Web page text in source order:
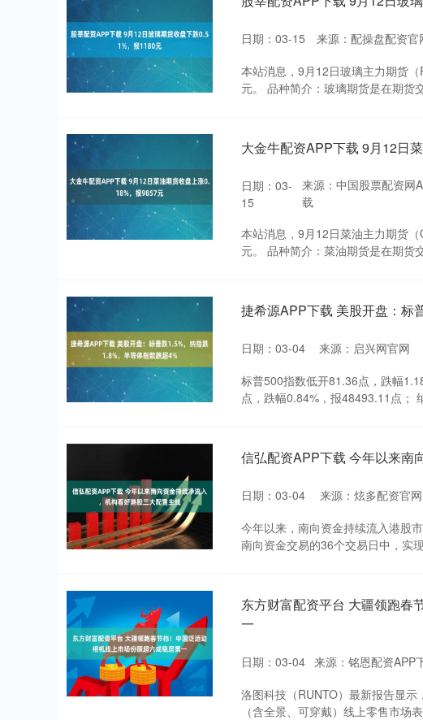
日期：03-15 来源：配操盘配资官
本站消息，9月12日玻璃主力期货
元。 品种简介：玻璃期货是在期货
大金牛配资APP下载 9月12日
日期：03-
15
来源：中国股票配资网
载
本站消息，9月12日菜油主力期货
元。 品种简介：菜油期货是在期货
捷希源APP下载 美股开盘：标
日期：03-04 来源：启兴网官网
标普500指数低开81.36点，跌幅
点，跌幅0.84%，报48493.11点；
信弘配资APP下载 今年以来南
日期：03-04 来源：炫多配资官网
今年以来，南向资金持续流入港股
南向资金交易的36个交易日中，实
东方财富配资平台 大疆领跑春
一
日期：03-04 来源：铭恩配资APP
洛图科技（RUNTO）最新报告显
（含全景、可穿戴）线上零售市场